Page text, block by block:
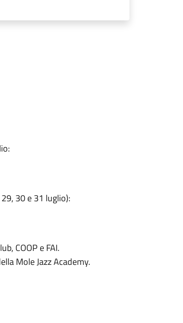
30 e 31 luglio):
COOP e FAI.
Mole Jazz Academy.